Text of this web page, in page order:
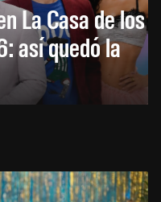
La Casa de los
así quedó la